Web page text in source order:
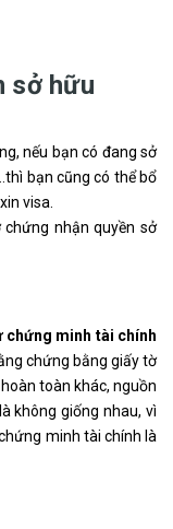
sở hữu
nếu bạn có đang sở
bạn cũng có thể bổ
visa.
nhận quyền sở
chứng minh tài chính
chứng bằng giấy tờ
toàn khác, nguồn
không giống nhau, vì
minh tài chính là